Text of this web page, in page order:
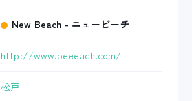
New Beach - ニュービーチ
http://www.beeeach.com/
松戸